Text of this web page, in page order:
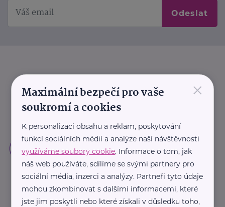
Odeslat
×
Maximální bezpečí pro vaše
soukromí a cookies
K personalizaci obsahu a reklam, poskytování
funkcí sociálních médií a analýze naší návštěvnosti
využíváme soubory cookie. Informace o tom, jak
náš web používáte, sdílíme se svými partnery pro
sociální média, inzerci a analýzy. Partneři tyto údaje
mohou zkombinovat s dalšími informacemi, které
jste jim poskytli nebo které získali v důsledku toho,